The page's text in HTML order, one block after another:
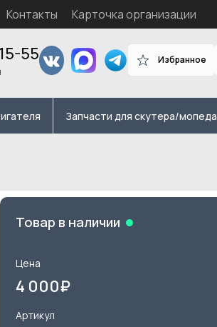
Контакты Карточка организации
55 Избранное
Запчасти для скутера/мопеда
Товар в наличии
Цена
4 000₽
Артикул